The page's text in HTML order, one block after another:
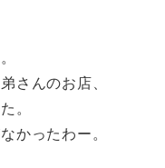
さんのお店、
。
かったわー。